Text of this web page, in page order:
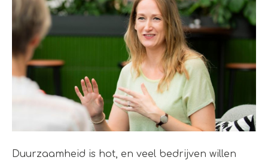
Duurzaamheid is hot, en veel bedrijven willen